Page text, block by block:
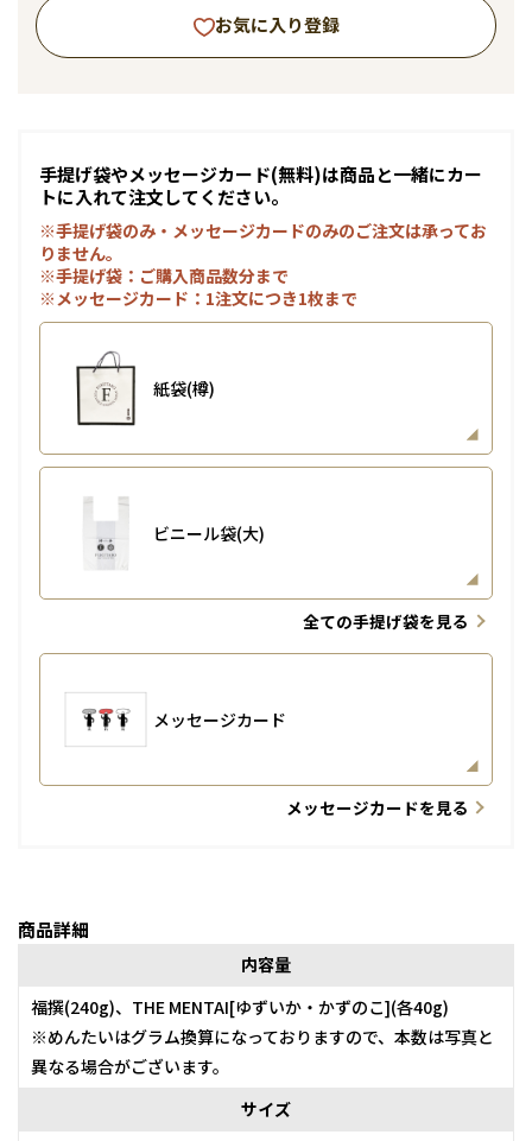
お気に入り登録
手提げ袋やメッセージカード(無料)は商品と一緒にカー
トに入れて注文してください。
※手提げ袋のみ・メッセージカードのみのご注文は承ってお
りません。
※手提げ袋：ご購入商品数分まで
※メッセージカード：1注文につき1枚まで
紙袋(樽)
ビニール袋(大)
全ての手提げ袋を見る
メッセージカード
メッセージカードを見る
商品詳細
内容量
福撰(240g)、THE MENTAI[ゆずいか・かずのこ](各40g)
※めんたいはグラム換算になっておりますので、本数は写真と
異なる場合がございます。
サイズ